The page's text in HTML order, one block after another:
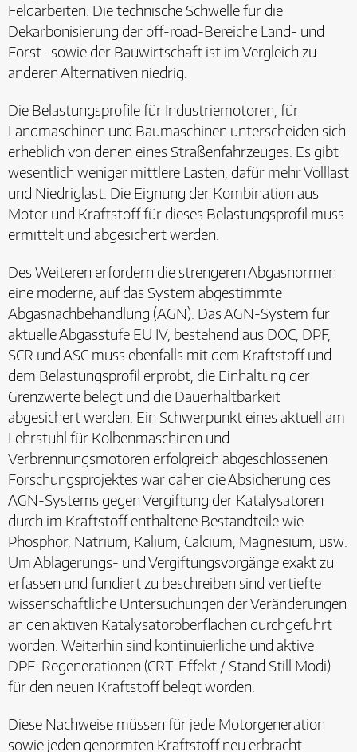
Feldarbeiten. Die technische Schwelle für die
Dekarbonisierung der off-road-Bereiche Land- und
Forst- sowie der Bauwirtschaft ist im Vergleich zu
anderen Alternativen niedrig.
Die Belastungsprofile für Industriemotoren, für
Landmaschinen und Baumaschinen unterscheiden sich
erheblich von denen eines Straßenfahrzeuges. Es gibt
wesentlich weniger mittlere Lasten, dafür mehr Volllast
und Niedriglast. Die Eignung der Kombination aus
Motor und Kraftstoff für dieses Belastungsprofil muss
ermittelt und abgesichert werden.
Des Weiteren erfordern die strengeren Abgasnormen
eine moderne, auf das System abgestimmte
Abgasnachbehandlung (AGN). Das AGN-System für
aktuelle Abgasstufe EU IV, bestehend aus DOC, DPF,
SCR und ASC muss ebenfalls mit dem Kraftstoff und
dem Belastungsprofil erprobt, die Einhaltung der
Grenzwerte belegt und die Dauerhaltbarkeit
abgesichert werden. Ein Schwerpunkt eines aktuell am
Lehrstuhl für Kolbenmaschinen und
Verbrennungsmotoren erfolgreich abgeschlossenen
Forschungsprojektes war daher die Absicherung des
AGN-Systems gegen Vergiftung der Katalysatoren
durch im Kraftstoff enthaltene Bestandteile wie
Phosphor, Natrium, Kalium, Calcium, Magnesium, usw.
Um Ablagerungs- und Vergiftungsvorgänge exakt zu
erfassen und fundiert zu beschreiben sind vertiefte
wissenschaftliche Untersuchungen der Veränderungen
an den aktiven Katalysatoroberflächen durchgeführt
worden. Weiterhin sind kontinuierliche und aktive
DPF-Regenerationen (CRT-Effekt / Stand Still Modi)
für den neuen Kraftstoff belegt worden.
Diese Nachweise müssen für jede Motorgeneration
sowie jeden genormten Kraftstoff neu erbracht